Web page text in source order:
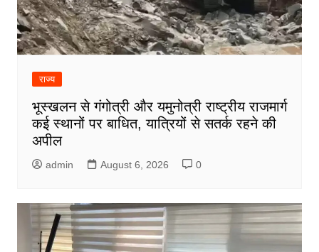
राज्य
भूस्खलन से गंगोत्री और यमुनोत्री राष्ट्रीय राजमार्ग
कई स्थानों पर बाधित, यात्रियों से सतर्क रहने की
अपील
admin August 6, 2026 0